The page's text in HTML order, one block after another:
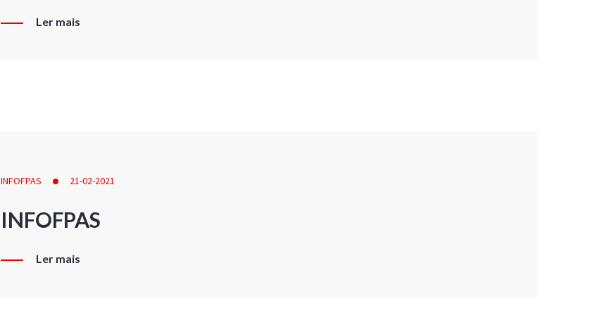
Ler mais
INFOFPAS 21-02-2021
INFOFPAS
Ler mais